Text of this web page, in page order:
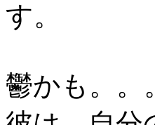
す。
鬱かも。。